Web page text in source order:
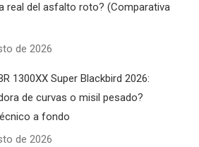
real del asfalto roto? (Comparativa
de 2026
1300XX Super Blackbird 2026:
de curvas o misil pesado?
a fondo
de 2026